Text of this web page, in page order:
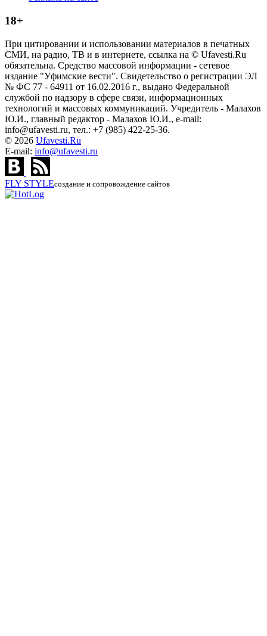
18+
При цитировании и использовании материалов в печатных
СМИ, на радио, ТВ и в интернете, ссылка на © Ufavesti.Ru
обязательна. Средство массовой информации - сетевое
издание "Уфимские вести". Свидетельство о регистрации ЭЛ
№ ФС 77 - 64911 от 16.02.2016 г., выдано Федеральной
службой по надзору в сфере связи, информационных
технологий и массовых коммуникаций. Учредитель - Малахов
Ю.И., главный редактор - Малахов Ю.И., e-mail:
info@ufavesti.ru, тел.: +7 (985) 422-25-36.
© 2026 Ufavesti.Ru
E-mail: info@ufavesti.ru
FLY STYLEсоздание и сопровождение сайтов